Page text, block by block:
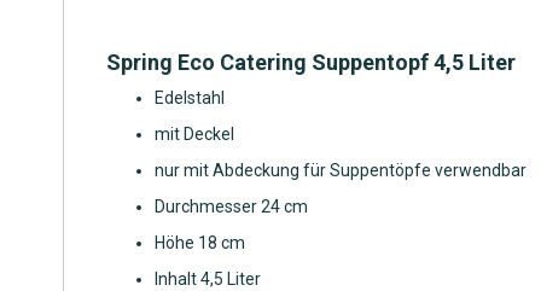
Spring Eco Catering Suppentopf 4,5 Liter
Edelstahl
mit Deckel
nur mit Abdeckung für Suppentöpfe verwendbar
Durchmesser 24 cm
Höhe 18 cm
Inhalt 4,5 Liter